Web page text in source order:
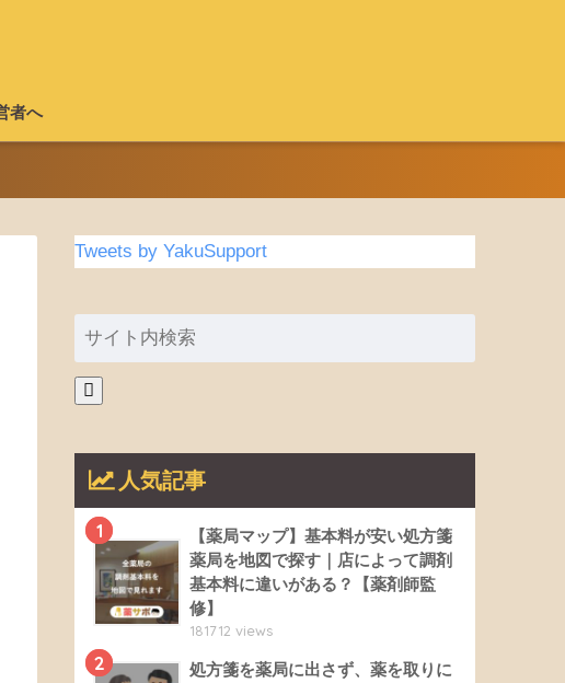
者へ
Tweets by YakuSupport
人気記事
1
【薬局マップ】基本料が安い処方箋
薬局を地図で探す｜店によって調剤
基本料に違いがある？【薬剤師監
修】
181712 views
2
処方箋を薬局に出さず、薬を取りに